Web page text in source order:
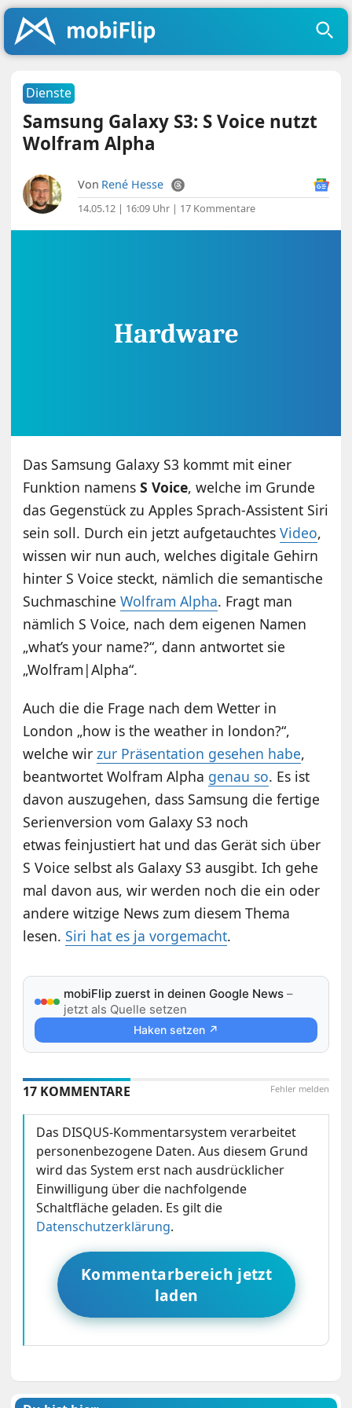
Dienste
Samsung Galaxy S3: S Voice nutzt
Wolfram Alpha
Von René Hesse
14.05.12 | 16:09 Uhr | 17 Kommentare
Das Samsung Galaxy S3 kommt mit einer
Funktion namensS Voice, welche im Grunde
das Gegenstück zu Apples Sprach-Assistent Siri
sein soll. Durch ein jetzt aufgetauchtesVideo,
wissen wir nun auch, welches digitale Gehirn
hinter S Voice steckt, nämlich die semantische
SuchmaschineWolfram Alpha. Fragt man
nämlich S Voice, nach dem eigenen Namen
„what’s your name?“, dann antwortet sie
„Wolfram|Alpha“.
Auch die die Frage nach dem Wetter in
London „how is the weather in london?“,
welche wirzur Präsentation gesehen habe,
beantwortet Wolfram Alpha genau so. Es ist
davon auszugehen, dass Samsung die fertige
Serienversion vom Galaxy S3 noch
etwas feinjustiert hat und das Gerät sich über
S Voice selbst als Galaxy S3 ausgibt. Ich gehe
mal davon aus, wir werden noch die ein oder
andere witzige News zum diesem Thema
lesen.Siri hat es ja vorgemacht.
mobiFlip zuerst in deinen Google News –
jetzt als Quelle setzen
Haken setzen ↗
Fehler melden
17 KOMMENTARE
Das DISQUS-Kommentarsystem verarbeitet
personenbezogene Daten. Aus diesem Grund
wird das System erst nach ausdrücklicher
Einwilligung über die nachfolgende
Schaltfläche geladen. Es gilt die
Datenschutzerklärung.
Kommentarbereich jetzt
laden